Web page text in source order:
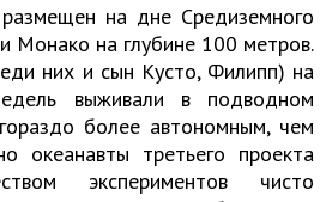
на дне Средиземного
на глубине 100 метров.
них и сын Кусто, Филипп) на
выживали в подводном
более автономным, чем
океанавты третьего проекта
экспериментов чисто